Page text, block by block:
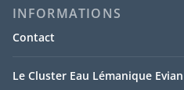
INFORMATIONS
Contact
Le Cluster Eau Lémanique Evian